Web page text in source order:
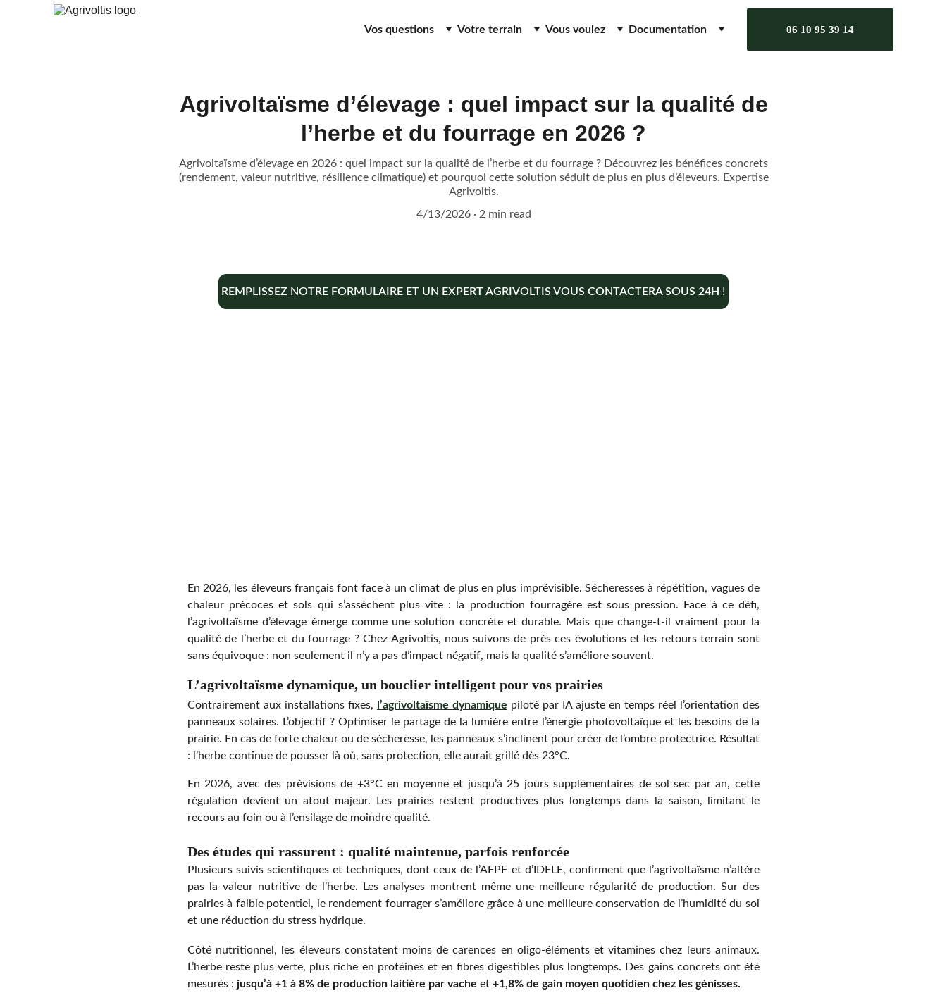
Vos questions Votre terrain Vous voulez Documentation 06 10 95 39 14
Agrivoltaïsme d’élevage : quel impact sur la qualité de
l’herbe et du fourrage en 2026 ?
Agrivoltaïsme d’élevage en 2026 : quel impact sur la qualité de l’herbe et du fourrage ? Découvrez les bénéfices concrets
(rendement, valeur nutritive, résilience climatique) et pourquoi cette solution séduit de plus en plus d’éleveurs. Expertise
Agrivoltis.
4/13/2026
2 min read
En 2026, les éleveurs français font face à un climat de plus en plus imprévisible. Sécheresses à répétition, vagues de
chaleur précoces et sols qui s’assèchent plus vite : la production fourragère est sous pression. Face à ce défi,
l’agrivoltaïsme d’élevage émerge comme une solution concrète et durable. Mais que change-t-il vraiment pour la
qualité de l’herbe et du fourrage ? Chez Agrivoltis, nous suivons de près ces évolutions et les retours terrain sont
sans équivoque : non seulement il n’y a pas d’impact négatif, mais la qualité s’améliore souvent.
L’agrivoltaïsme dynamique, un bouclier intelligent pour vos prairies
Contrairement aux installations fixes, l’agrivoltaïsme dynamique piloté par IA ajuste en temps réel l’orientation des
panneaux solaires. L’objectif ? Optimiser le partage de la lumière entre l’énergie photovoltaïque et les besoins de la
prairie. En cas de forte chaleur ou de sécheresse, les panneaux s’inclinent pour créer de l’ombre protectrice. Résultat
: l’herbe continue de pousser là où, sans protection, elle aurait grillé dès 23°C.
En 2026, avec des prévisions de +3°C en moyenne et jusqu’à 25 jours supplémentaires de sol sec par an, cette
régulation devient un atout majeur. Les prairies restent productives plus longtemps dans la saison, limitant le
recours au foin ou à l’ensilage de moindre qualité.
Des études qui rassurent : qualité maintenue, parfois renforcée
Plusieurs suivis scientifiques et techniques, dont ceux de l’AFPF et d’IDELE, confirment que l’agrivoltaïsme n’altère
pas la valeur nutritive de l’herbe. Les analyses montrent même une meilleure régularité de production. Sur des
prairies à faible potentiel, le rendement fourrager s’améliore grâce à une meilleure conservation de l’humidité du sol
et une réduction du stress hydrique.
Côté nutritionnel, les éleveurs constatent moins de carences en oligo-éléments et vitamines chez leurs animaux.
L’herbe reste plus verte, plus riche en protéines et en fibres digestibles plus longtemps. Des gains concrets ont été
mesurés : jusqu’à +1 à 8% de production laitière par vache et +1,8% de gain moyen quotidien chez les génisses.
REMPLISSEZ NOTRE FORMULAIRE ET UN EXPERT AGRIVOLTIS VOUS CONTACTERA SOUS 24H !